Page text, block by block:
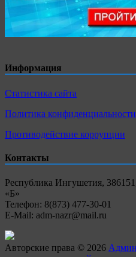
Информация
Статистика сайта
Политика конфиденциальности
Противодействие коррупции
Контакты
Республика Ингушетия,
«Б»
Телефон: 8(873) 477-30-01
E-Mail: adm-nazr@mail.ru
Авторские права © 2026